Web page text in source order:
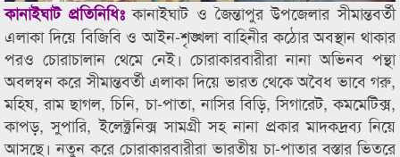
কানাইঘাট প্রতিনিধিঃ কানাইঘাট ও জৈন্তাপুর উপজেলার সীমান্তবর্তী
এলাকা দিয়ে বিজিবি ও আইন-শৃঙ্খলা বাহিনীর কঠোর অবস্থান থাকার
পরও চোরাচালান থেমে নেই। চোরাকারবারীরা নানা অভিনব পন্থা
অবলম্বন করে সীমান্তবর্তী এলাকা দিয়ে ভারত থেকে অবৈধ ভাবে গরু,
মহিষ, রাম ছাগল, চিনি, চা-পাতা, নাসির বিড়ি, সিগারেট, কমমেটিক্স,
কাপড়, সুপারি, ইলেক্ট্রনিক্স সামগ্রী সহ নানা প্রকার মাদকদ্রব্য নিয়ে
আসছে। নতুন করে চোরাকারবারীরা ভারতীয় চা-পাতার বস্তার ভিতরে